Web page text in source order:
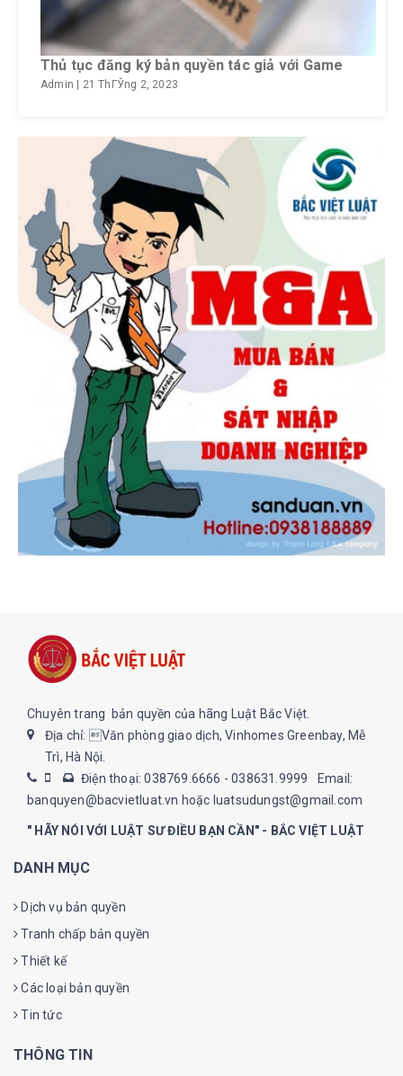
Thủ tục đăng ký bản quyền tác giả với Game
Admin | 21 ThГЎng 2, 2023
Chuyên trang bản quyền của hãng Luật Bắc Việt.
Địa chỉ: Văn phòng giao dịch, Vinhomes Greenbay, Mễ
Trì, Hà Nội.
Điện thoại: 038769.6666 - 038631.9999
Email:
banquyen@bacvietluat.vn hoặc luatsudungst@gmail.com
" HÃY NÓI VỚI LUẬT SƯ ĐIỀU BẠN CẦN" - BẮC VIỆT LUẬT
DANH MỤC
Dịch vụ bản quyền
Tranh chấp bản quyền
Thiết kế
Các loại bản quyền
Tin tức
THÔNG TIN